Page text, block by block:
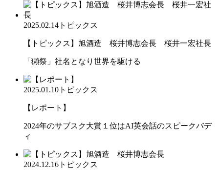
2025.02.14 トピックス
【トピックス】旭酒造 桜井博志会長 桜井一宏社長
「獺祭」社名となり世界を駆ける
2025.01.10 トピックス
【レポート】
2024年のサブスク大賞１位はAI英会話のスピークバデ
ィ
2024.12.16 トピックス